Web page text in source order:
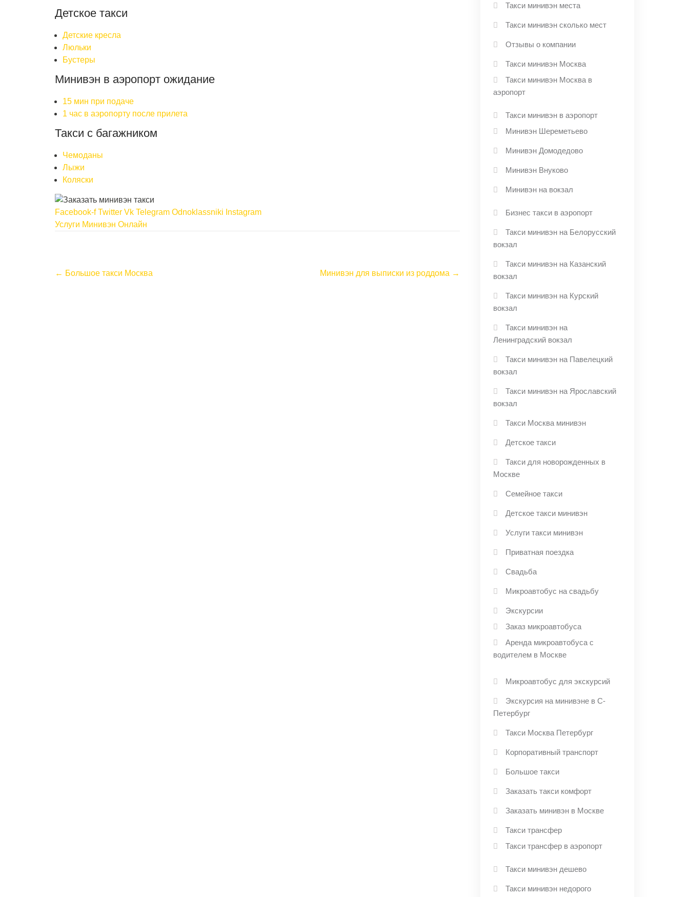
Детское такси
Детские кресла
Люльки
Бустеры
Минивэн в аэропорт ожидание
15 мин при подаче
1 час в аэропорту после прилета
Такси с багажником
Чемоданы
Лыжи
Коляски
Facebook-f Twitter Vk Telegram Odnoklassniki Instagram
Услуги Минивэн Онлайн
o
← Большое такси Москва Минивэн для выписки из роддома →
Такси минивэн места
Такси минивэн сколько мест
Отзывы о компании
Такси минивэн Москва
Такси минивэн Москва в
аэропорт
Такси минивэн в аэропорт
Минивэн Шереметьево
Минивэн Домодедово
Минивэн Внуково
Минивэн на вокзал
Бизнес такси в аэропорт
Такси минивэн на Белорусский
вокзал
Такси минивэн на Казанский
вокзал
Такси минивэн на Курский
вокзал
Такси минивэн на
Ленинградский вокзал
Такси минивэн на Павелецкий
вокзал
Такси минивэн на Ярославский
вокзал
Такси Москва минивэн
Детское такси
Такси для новорожденных в
Москве
Семейное такси
Детское такси минивэн
Услуги такси минивэн
Приватная поездка
Свадьба
Микроавтобус на свадьбу
Экскурсии
Заказ микроавтобуса
Аренда микроавтобуса с
водителем в Москве
Микроавтобус для экскурсий
Экскурсия на минивэне в С-
Петербург
Такси Москва Петербург
Корпоративный транспорт
Большое такси
Заказать такси комфорт
Заказать минивэн в Москве
Такси трансфер
Такси трансфер в аэропорт
Такси минивэн дешево
Такси минивэн недорого